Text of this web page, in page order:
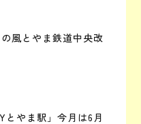
風とやま鉄道中央改
とやま駅」今月は6月